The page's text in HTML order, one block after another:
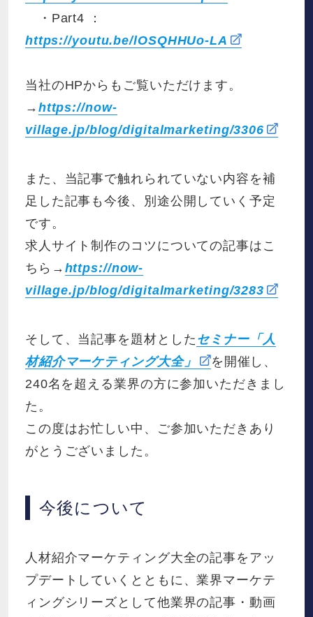
・Part4 ：
https://youtu.be/lOSQHHUo-LA
当社のHPからもご覧いただけます。
→ https://now-
village.jp/blog/digitalmarketing/3306
また、当記事で触れられていない内容を補
足した記事も今後、別途公開していく予定
です。
求人サイト制作のコツについての記事はこ
ちら→ https://now-
village.jp/blog/digitalmarketing/3283
そして、当記事を題材とした セミナー「人
材紹介マーケティング大全」
を開催し、
240名を超える業界の方に参加いただきまし
た。
この度はお忙しい中、ご参加いただきあり
がとうございました。
今後について
人材紹介マーケティング大全の記事をアッ
プデートしていくとともに、業界マーケテ
ィングシリーズとして他業界の記事・動画